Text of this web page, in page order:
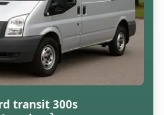
transit 300s